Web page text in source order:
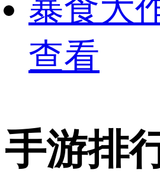
暴食大
查看
手游排